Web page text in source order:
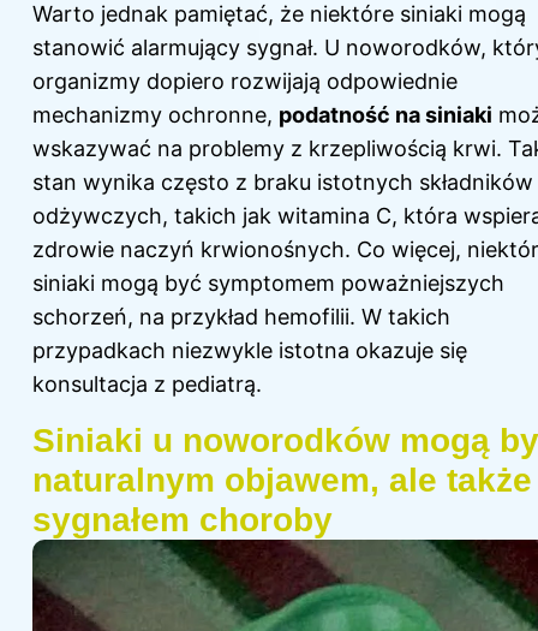
Warto jednak pamiętać, że niektóre siniaki mogą
stanowić alarmujący sygnał. U noworodków,
organizmy dopiero rozwijają odpowiednie
mechanizmy ochronne, podatność na siniaki
wskazywać na problemy z krzepliwością krwi.
stan wynika często z braku istotnych składników
odżywczych, takich jak witamina C, która
zdrowie naczyń krwionośnych. Co więcej,
siniaki mogą być symptomem poważniejszych
schorzeń, na przykład hemofilii. W takich
przypadkach niezwykle istotna okazuje się
konsultacja z pediatrą.
Siniaki u noworodków mogą
naturalnym objawem, ale także
sygnałem choroby